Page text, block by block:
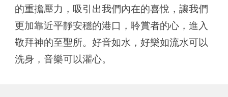
的重擔壓力，吸引出我們內在的喜悅，讓我們
更加靠近平靜安穩的港口，聆賞者的心，進入
敬拜神的至聖所。好音如水，好樂如流水可以
洗身，音樂可以濯心。